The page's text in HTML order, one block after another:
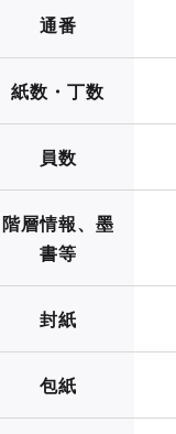
通番
紙数・丁数
員数
階層情報、墨
書等
封紙
包紙